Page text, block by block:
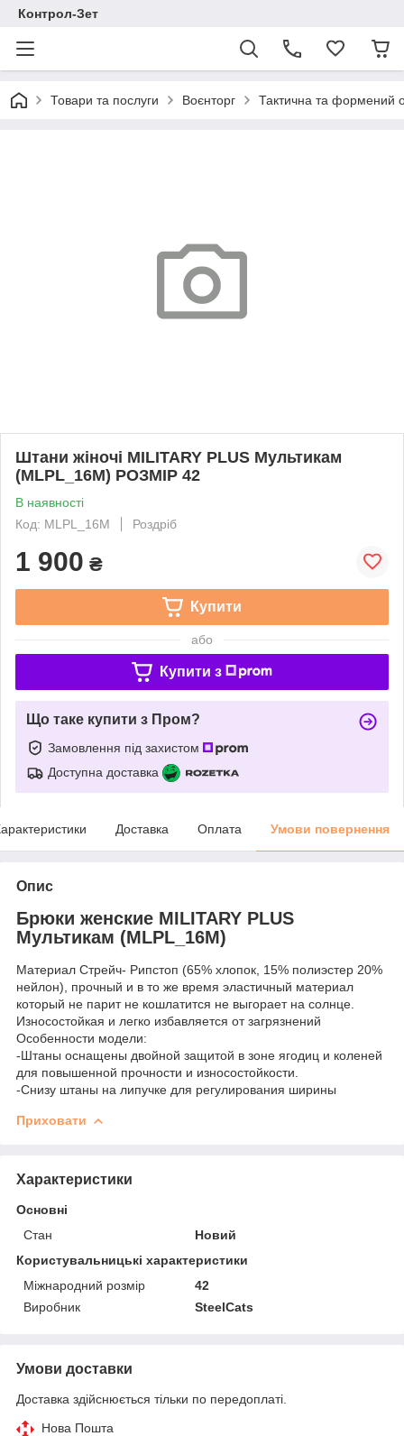
Контрол-Зет
Товари та послуги Воєнторг Тактична та формений
Штани жіночі MILITARY PLUS Мультикам
(MLPL_16M) РОЗМІР 42
В наявності
Код: MLPL_16M
Роздріб
1 900 ₴
Купити
або
Купити з
Що таке купити з Пром?
Замовлення під захистом
Доступна доставка
Доставка Оплата Умови повернення
Опис
Брюки женские MILITARY PLUS
Мультикам (MLPL_16M)
Материал Стрейч- Рипстоп (65% хлопок, 15% полиэстер 20%
нейлон), прочный и в то же время эластичный материал
который не парит не кошлатится не выгорает на солнце.
Износостойкая и легко избавляется от загрязнений
Особенности модели:
-Штаны оснащены двойной защитой в зоне ягодиц и коленей
для повышенной прочности и износостойкости.
-Снизу штаны на липучке для регулирования ширины
Приховати
Характеристики
Основні
Стан
Новий
Користувальницькі характеристики
Міжнародний розмір
42
Виробник
SteelCats
Умови доставки
Доставка здійснюється тільки по передоплаті.
Нова Пошта